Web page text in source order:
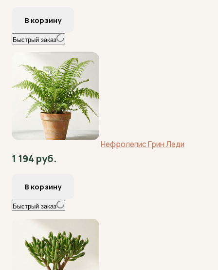
Быстрый заказ
Нефролепис Грин Леди
1 194 руб.
Быстрый заказ